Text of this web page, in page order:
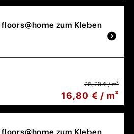
floors@home zum Kleben
26,29 € / m²
16,80 € / m²